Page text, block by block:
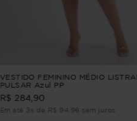
VESTIDO FEMININO MÉDIO
PULSAR Azul PP
R$ 284,90
Em até 3x de R$ 94,96 sem juros